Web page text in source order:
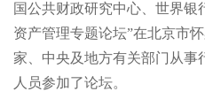
国公共财政研究中心、世界银
资产管理专题论坛”在北京市
家、中央及地方有关部门从事
人员参加了论坛。